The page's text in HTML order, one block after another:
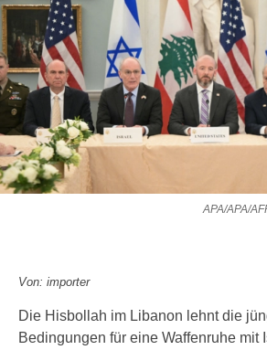
APA/APA/
Von: importer
Die Hisbollah im Libanon lehnt die
Bedingungen für eine Waffenruhe mit